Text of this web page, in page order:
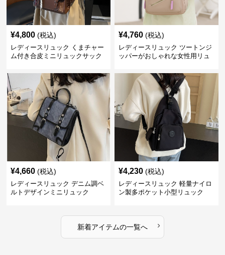
¥4,800 (税込)
レディースリュック くまチャー
ム付き合皮ミニリュックサック
¥4,760 (税込)
レディースリュック ツートンジ
ッパーがおしゃれな女性用リュ
¥4,660 (税込)
レディースリュック デニム調ベ
ルトデザインミニリュック
¥4,230 (税込)
レディースリュック 軽量ナイロ
ン製多ポケット小型リュック
新着アイテムの一覧へ ›